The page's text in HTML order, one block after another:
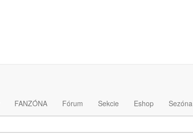
FANZÓNA Fórum Sekcie Eshop Sezóna